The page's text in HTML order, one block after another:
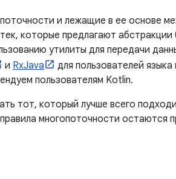
и лежащие в ее основе
которые предлагают
утилиты для передачи
и RxJava
для пользователей
пользователям Kotlin.
тот, который лучше всего
многопоточности остаются